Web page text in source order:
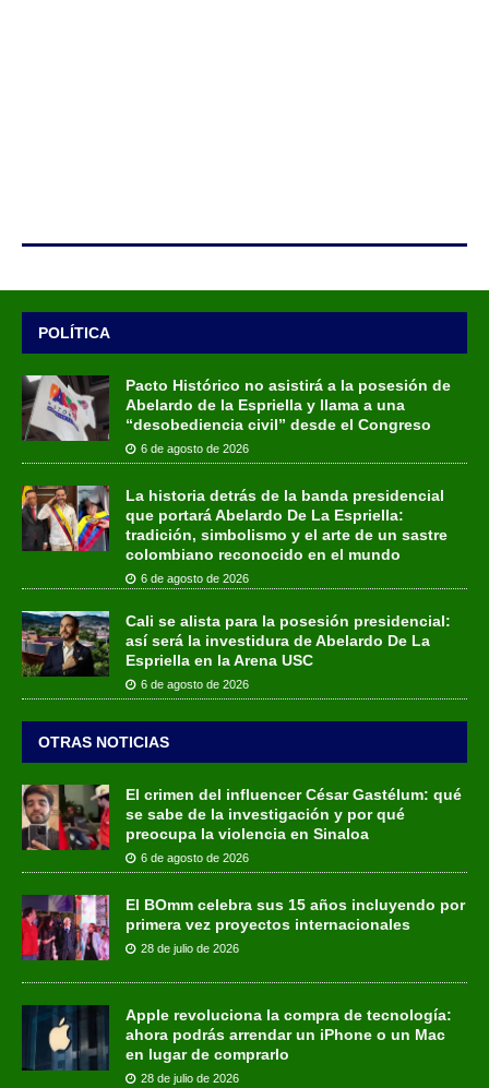
POLÍTICA
Pacto Histórico no asistirá a la posesión de
Abelardo de la Espriella y llama a una
“desobediencia civil” desde el Congreso
6 de agosto de 2026
La historia detrás de la banda presidencial
que portará Abelardo De La Espriella:
tradición, simbolismo y el arte de un sastre
colombiano reconocido en el mundo
6 de agosto de 2026
Cali se alista para la posesión presidencial:
así será la investidura de Abelardo De La
Espriella en la Arena USC
6 de agosto de 2026
OTRAS NOTICIAS
El crimen del influencer César Gastélum: qué
se sabe de la investigación y por qué
preocupa la violencia en Sinaloa
6 de agosto de 2026
El BOmm celebra sus 15 años incluyendo por
primera vez proyectos internacionales
28 de julio de 2026
Apple revoluciona la compra de tecnología:
ahora podrás arrendar un iPhone o un Mac
en lugar de comprarlo
28 de julio de 2026